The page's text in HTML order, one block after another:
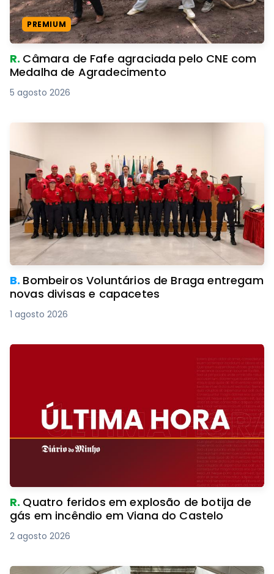
PREMIUM
R. Câmara de Fafe agraciada pelo CNE com
Medalha de Agradecimento
5 agosto 2026
B. Bombeiros Voluntários de Braga entregam
novas divisas e capacetes
1 agosto 2026
R. Quatro feridos em explosão de botija de
gás em incêndio em Viana do Castelo
2 agosto 2026